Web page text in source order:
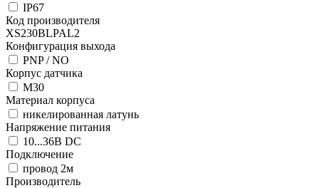
IP67
Код производителя
XS230BLPAL2
Конфигурация выхода
PNP / NO
Корпус датчика
М30
Материал корпуса
никелированная латунь
Напряжение питания
10...36В DC
Подключение
провод 2м
Производитель